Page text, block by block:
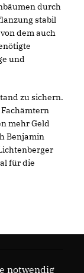
durch
stabil
dem auch
und
zu sichern.
mehr Geld
Benjamin
für die
notwendig